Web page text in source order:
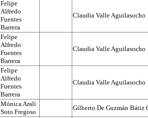
Felipe
Alfredo
Fuentes
Barrera
Claudia Valle Aguilasocho
Felipe
Alfredo
Fuentes
Barrera
Claudia Valle Aguilasocho
Felipe
Alfredo
Fuentes
Barrera
Claudia Valle Aguilasocho
Mónica Aralí
Soto Fregoso
Gilberto De Guzmán Bátiz